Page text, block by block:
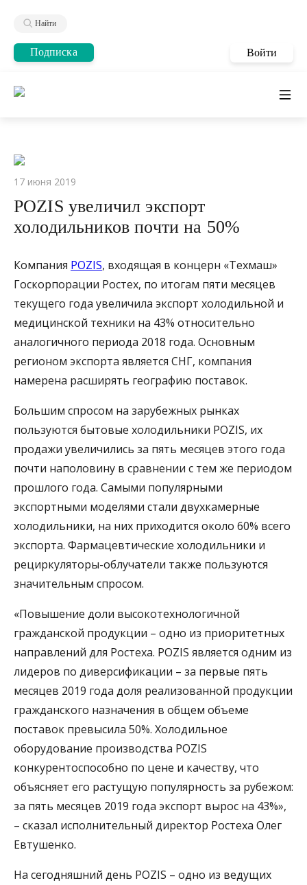
Найти
Подписка Войти
17 июня 2019
POZIS увеличил экспорт
холодильников почти на 50%
Компания POZIS, входящая в концерн «Техмаш»
Госкорпорации Ростех, по итогам пяти месяцев
текущего года увеличила экспорт холодильной и
медицинской техники на 43% относительно
аналогичного периода 2018 года. Основным
регионом экспорта является СНГ, компания
намерена расширять географию поставок.
Большим спросом на зарубежных рынках
пользуются бытовые холодильники POZIS, их
продажи увеличились за пять месяцев этого года
почти наполовину в сравнении с тем же периодом
прошлого года. Самыми популярными
экспортными моделями стали двухкамерные
холодильники, на них приходится около 60% всего
экспорта. Фармацевтические холодильники и
рециркуляторы-облучатели также пользуются
значительным спросом.
«Повышение доли высокотехнологичной
гражданской продукции – одно из приоритетных
направлений для Ростеха. POZIS является одним из
лидеров по диверсификации – за первые пять
месяцев 2019 года доля реализованной продукции
гражданского назначения в общем объеме
поставок превысила 50%. Холодильное
оборудование производства POZIS
конкурентоспособно по цене и качеству, что
объясняет его растущую популярность за рубежом:
за пять месяцев 2019 года экспорт вырос на 43%»,
– сказал исполнительный директор Ростеха Олег
Евтушенко.
На сегодняшний день POZIS – одно из ведущих